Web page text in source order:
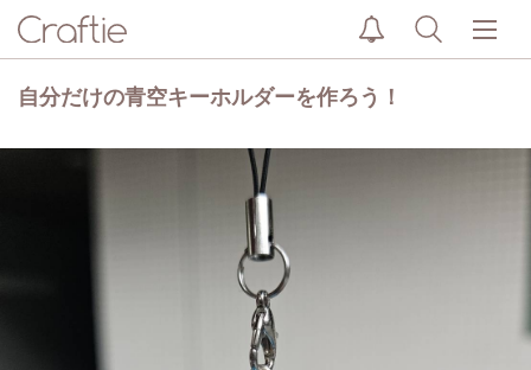
自分だけの青空キーホルダーを作ろう！